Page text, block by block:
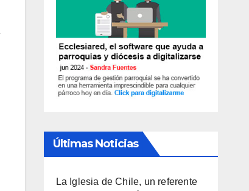
Últimas Noticias
La Iglesia de Chile, un referente